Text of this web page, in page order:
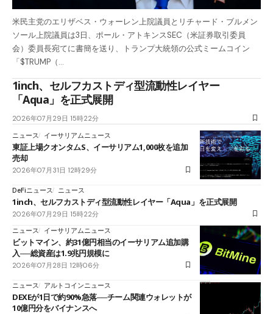
米民主党のエリザベス・ウォーレン上院議員とリチャード・ブルメン
ソール上院議員は3日、ポール・アトキンスSEC（米証券取引委員
会）委員長宛てに書簡を送り、トランプ大統領の公式ミームコイン
「$TRUMP（…
1inch、セルフカストディ型流動性レイヤー
「Aqua」を正式展開
2026年07月29日 15時22分
ニュース
イーサリアムニュース
東証上場クオンタムS、イーサリアム1,000枚を追加
売却
2026年07月31日 12時29分
DeFiニュース ニュース
1inch、セルフカストディ型流動性レイヤー「Aqua」を正式展開
2026年07月29日 15時22分
ニュース
イーサリアムニュース
ビットマイン、約31億円相当のイーサリアム追加購
入──総資産は1.9兆円規模に
2026年07月28日 12時06分
ニュース アルトコインニュース
DEXEが1日で約90%急落──チーム関連ウォレットが
10億円分をバイナンスへ